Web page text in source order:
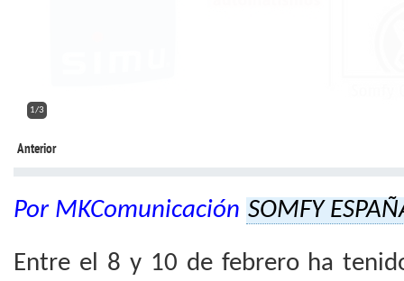
2/3
Anterior
Por MKComunicación SOMFY
Entre el 8 y 10 de febrero ha